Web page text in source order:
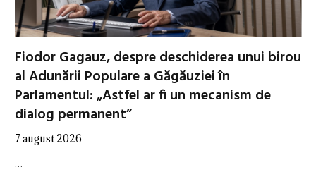
Fiodor Gagauz, despre deschiderea unui birou
al Adunării Populare a Găgăuziei în
Parlamentul: „Astfel ar fi un mecanism de
dialog permanent”
7 august 2026
…